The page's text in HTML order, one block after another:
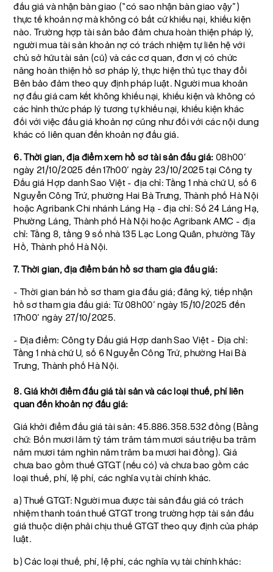
đấu giá và nhận bàn giao (“có sao nhận bàn giao vậy”)
thực tế khoản nợ mà không có bất cứ khiếu nại, khiếu kiện
nào. Trường hợp tài sản bảo đảm chưa hoàn thiện pháp lý,
người mua tài sản khoản nợ có trách nhiệm tự liên hệ với
chủ sở hữu tài sản (cũ) và các cơ quan, đơn vị có chức
năng hoàn thiện hồ sơ pháp lý, thực hiện thủ tục thay đổi
Bên bảo đảm theo quy định pháp luật. Người mua khoản
nợ đấu giá cam kết không khiếu nại, khiếu kiện và không có
các hình thức pháp lý tương tự khiếu nại, khiếu kiện khác
đối với việc đấu giá khoản nợ cũng như đối với các nội dung
khác có liên quan đến khoản nợ đấu giá.
6. Thời gian, địa điểm xem hồ sơ tài sản đấu giá: 08h00’
ngày 21/10/2025 đến 17h00’ ngày 23/10/2025 tại Công ty
Đấu giá Hợp danh Sao Việt - địa chỉ: Tầng 1 nhà chữ U, số 6
Nguyễn Công Trứ, phường Hai Bà Trưng, Thành phố Hà Nội
hoặc Agribank Chi nhánh Láng Hạ - địa chỉ: Số 24 Láng Hạ,
Phường Láng, Thành phố Hà Nội hoặc Agribank AMC - địa
chỉ: Tầng 8, tầng 9 số nhà 135 Lạc Long Quân, phường Tây
Hồ, Thành phố Hà Nội.
7. Thời gian, địa điểm bán hồ sơ tham gia đấu giá:
- Thời gian bán hồ sơ tham gia đấu giá; đăng ký, tiếp nhận
hồ sơ tham gia đấu giá: Từ 08h00’ ngày 15/10/2025 đến
17h00’ ngày 27/10/2025.
- Địa điểm: Công ty Đấu giá Hợp danh Sao Việt - Địa chỉ:
Tầng 1 nhà chữ U, số 6 Nguyễn Công Trứ, phường Hai Bà
Trưng, Thành phố Hà Nội.
8. Giá khởi điểm đấu giá tài sản và các loại thuế, phí liên
quan đến khoản nợ đấu giá:
Giá khởi điểm đấu giá tài sản: 45.886.358.532 đồng (Bằng
chữ: Bốn mươi lăm tỷ tám trăm tám mươi sáu triệu ba trăm
năm mươi tám nghìn năm trăm ba mươi hai đồng). Giá
chưa bao gồm thuế GTGT (nếu có) và chưa bao gồm các
loại thuế, phí, lệ phí, các nghĩa vụ tài chính khác.
a) Thuế GTGT: Người mua được tài sản đấu giá có trách
nhiệm thanh toán thuế GTGT trong trường hợp tài sản đấu
giá thuộc diện phải chịu thuế GTGT theo quy định của pháp
luật.
b) Các loại thuế, phí, lệ phí, các nghĩa vụ tài chính khác: